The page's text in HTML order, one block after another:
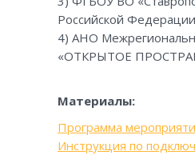
Российской Федерации
4) АНО
«ОТКРЫТОЕ
Материалы:
Программа
Инструкция по